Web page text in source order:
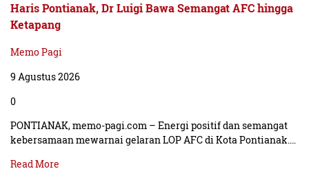
Haris Pontianak, Dr Luigi Bawa Semangat AFC hingga
Ketapang
Memo Pagi
9 Agustus 2026
0
PONTIANAK, memo-pagi.com – Energi positif dan semangat
kebersamaan mewarnai gelaran LOP AFC di Kota Pontianak.…
Read More